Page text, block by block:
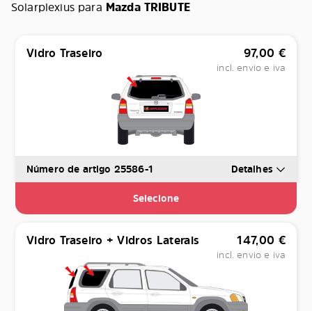
Solarplexius para Mazda TRIBUTE
Vidro Traseiro 97,00 €
incl. envio e iva
Número de artigo 25586-1 Detalhes
Selecione
Vidro Traseiro + Vidros Laterais 147,00 €
incl. envio e iva